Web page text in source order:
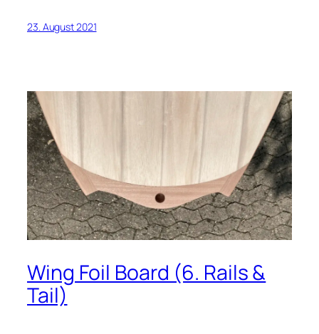
23. August 2021
Wing Foil Board (6. Rails &
Tail)